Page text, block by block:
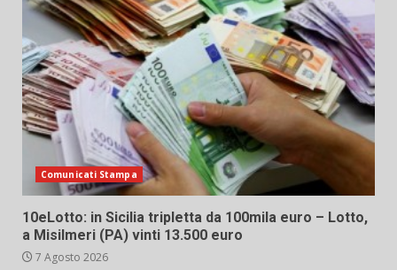
Comunicati Stampa
10eLotto: in Sicilia tripletta da 100mila euro – Lotto,
a Misilmeri (PA) vinti 13.500 euro
7 Agosto 2026